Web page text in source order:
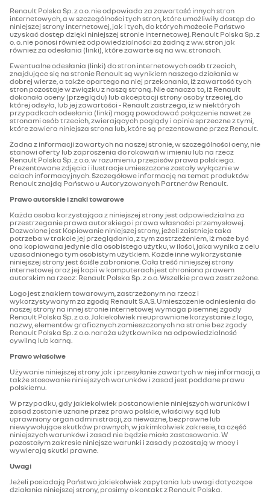
Renault Polska Sp. z o.o. nie odpowiada za zawartość innych stron
internetowych, a w szczególności tych stron, które umożliwiły dostęp do
niniejszej strony internetowej, jak i tych, do których możecie Państwo
uzyskać dostęp dzięki niniejszej stronie internetowej. Renault Polska Sp. z
o. o. nie ponosi również odpowiedzialności za żadną z ww. stron jak
również za odesłania (linki), które zawarte są na ww. stronach.
Ewentualne odesłania (linki) do stron internetowych osób trzecich,
znajdujące się na stronie Renault są wynikiem naszego działania w
dobrej wierze, a także opartego na niej przekonania, iż zawartość tych
stron pozostaje w związku z naszą stroną. Nie oznacza to, iż Renault
dokonała oceny (przeglądu) lub akceptacji strony osoby trzeciej, do
której odsyła, lub jej zawartości - Renault zastrzega, iż w niektórych
przypadkach odesłania (linki) mogą powodować połączenie nawet ze
stronami osób trzecich, zwierających poglądy i opinie sprzeczne z tymi,
które zawiera niniejsza strona lub, które są prezentowane przez Renault.
Żadna z informacji zawartych na naszej stronie, w szczególności ceny, nie
stanowi oferty lub zaproszenia do rokowań w imieniu lub na rzecz
Renault Polska Sp. z o.o. w rozumieniu przepisów prawa polskiego.
Prezentowane zdjęcia i ilustracje umieszczone zostały wyłącznie w
celach informacyjnych. Szczegółowe informację na temat produktów
Renault znajdą Państwo u Autoryzowanych Partnerów Renault.
Prawo autorskie i znaki towarowe
Każda osoba korzystająca z niniejszej strony jest odpowiedzialna za
przestrzeganie prawa autorskiego i prawa własności przemysłowej.
Dozwolone jest Kopiowanie niniejszej strony, jeżeli zaistnieje taka
potrzeba w trakcie jej przeglądania, z tym zastrzeżeniem, iż może być
ona kopiowana jedynie dla osobistego użytku, w ilości, jaka wynika z celu
uzasadnionego tym osobistym użytkiem. Każde inne wykorzystanie
niniejszej strony jest ściśle zabronione. Cała treść niniejszej strony
internetowej oraz jej kopii w komputerach jest chroniona prawem
autorskim na rzecz: Renault Polska Sp. z o.o. Wszelkie prawa zastrzeżone.
Logo jest znakiem towarowym, zastrzeżonym na rzecz i
wykorzystywanym za zgodą Renault S.A.S. Umieszczenie odniesienia do
naszej strony na innej stronie internetowej wymaga pisemnej zgody
Renault Polska Sp. z o.o. Jakiekolwiek nieuprawnione korzystanie z logo,
nazwy, elementów graficznych zamieszczonych na stronie bez zgody
Renault Polska Sp. z o.o. naraża użytkownika na odpowiedzialność
cywilną lub karną.
Prawo właściwe
Używanie niniejszej strony jak i przesyłanie zawartych w niej informacji, a
także stosowanie niniejszych warunków i zasad jest poddane prawu
polskiemu.
W przypadku, gdy jakiekolwiek postanowienie niniejszych warunków i
zasad zostanie uznane przez prawo polskie, właściwy sąd lub
uprawniony organ administracji, za nieważne, bezprawne lub
niewywołujące skutków prawnych, w jakimkolwiek zakresie, ta część
niniejszych warunków i zasad nie będzie miała zastosowania. W
pozostałym zakresie niniejsze warunki i zasady pozostają w mocy i
wywierają skutki prawne.
Uwagi
Jeżeli posiadają Państwo jakiekolwiek zapytania lub uwagi dotyczące
działania niniejszej strony, prosimy o kontakt z Renault Polska.